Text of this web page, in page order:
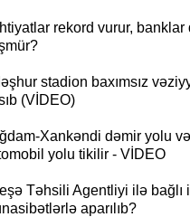
rekord vurur, banklar
stadion baxımsız
(VİDEO)
Xankəndi dəmir yolu
yolu tikilir - VİDEO
Təhsili Agentliyi ilə bağlı
aparılıb?